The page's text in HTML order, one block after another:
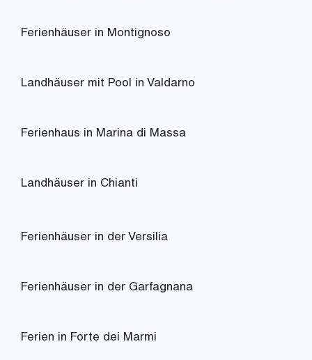
Ferienhäuser in Montignoso
Landhäuser mit Pool in Valdarno
Ferienhaus in Marina di Massa
Landhäuser in Chianti
Ferienhäuser in der Versilia
Ferienhäuser in der Garfagnana
Ferien in Forte dei Marmi